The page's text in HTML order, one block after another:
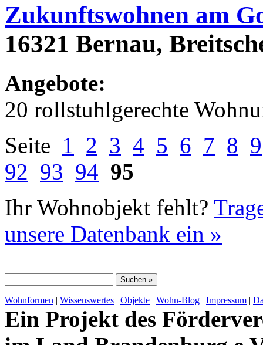
Zukunftswohnen am
16321 Bernau,
Angebote:
20 rollstuhlgerechte
Seite 1 2 3 4 5 6 7 8 9
92 93 94 95
Ihr Wohnobjekt fehlt?
unsere Datenbank ein »
Wohnformen | Wissenswertes | Objekte | Wohn-Blog | Impressum |
Ein Projekt des